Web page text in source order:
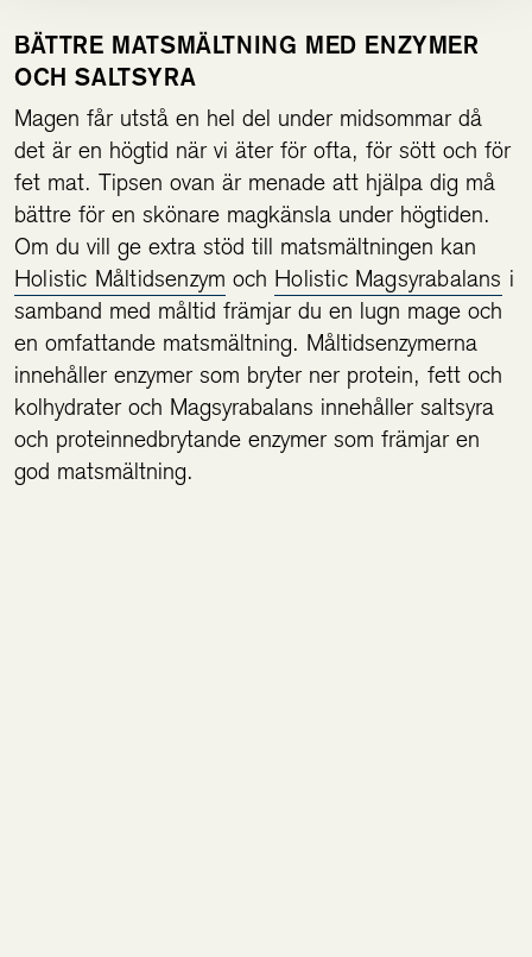
BÄTTRE MATSMÄLTNING MED ENZYMER
OCH SALTSYRA
Magen får utstå en hel del under midsommar då
det är en högtid när vi äter för ofta, för sött och för
fet mat. Tipsen ovan är menade att hjälpa dig må
bättre för en skönare magkänsla under högtiden.
Om du vill ge extra stöd till matsmältningen kan
Holistic Måltidsenzym och Holistic Magsyrabalans i
samband med måltid främjar du en lugn mage och
en omfattande matsmältning. Måltidsenzymerna
innehåller enzymer som bryter ner protein, fett och
kolhydrater och Magsyrabalans innehåller saltsyra
och proteinnedbrytande enzymer som främjar en
god matsmältning.